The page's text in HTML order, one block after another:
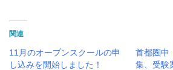
関連
11月のオープンスクールの申
し込みを開始しました！
首都圏中
集、受験